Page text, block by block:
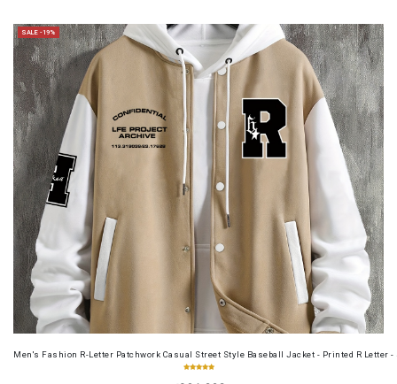
SALE -19%
Men's Fashion R-Letter Patchwork Casual Street Style Baseball Jacket - Printed R Letter -